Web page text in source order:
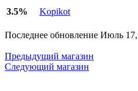
3.5%
Kopikot
Последнее обновление Июль
Предыдущий магазин
Следующий магазин